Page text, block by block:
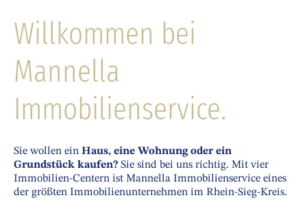
Willkommen bei
Mannella
Immobilienservice.
Sie wollen ein Haus, eine Wohnung oder ein
Grundstück kaufen? Sie sind bei uns richtig. Mit vier
Immobilien-Centern ist Mannella Immobilienservice eines
der größten Immobilienunternehmen im Rhein-Sieg-Kreis.